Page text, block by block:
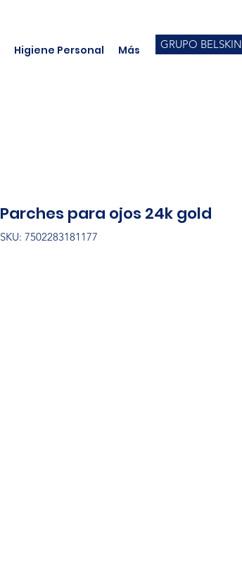
Higiene Personal Más GRUPO BELSKIN
Parches para ojos 24k gold
SKU: 7502283181177